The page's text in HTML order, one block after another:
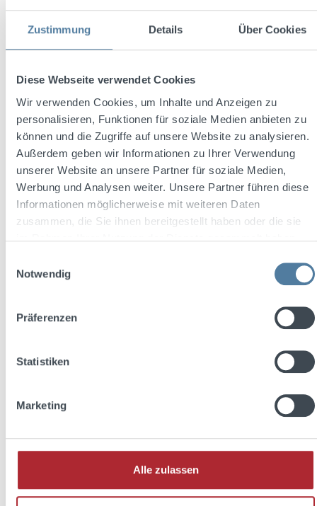
Zustimmung Details Über Cookies
Diese Webseite verwendet Cookies
Wir verwenden Cookies, um Inhalte und Anzeigen zu
personalisieren, Funktionen für soziale Medien anbieten zu
können und die Zugriffe auf unsere Website zu analysieren.
Außerdem geben wir Informationen zu Ihrer Verwendung
unserer Website an unsere Partner für soziale Medien,
Werbung und Analysen weiter. Unsere Partner führen diese
Informationen möglicherweise mit weiteren Daten
zusammen, die Sie ihnen bereitgestellt haben oder die sie
Notwendig
Präferenzen
Statistiken
Marketing
Alle zulassen